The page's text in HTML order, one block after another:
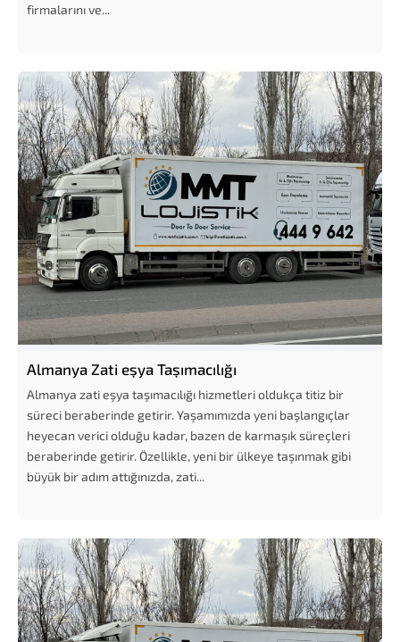
firmalarını ve...
Almanya Zati eşya Taşımacılığı
Almanya zati eşya taşımacılığı hizmetleri oldukça titiz bir
süreci beraberinde getirir. Yaşamımızda yeni başlangıçlar
heyecan verici olduğu kadar, bazen de karmaşık süreçleri
beraberinde getirir. Özellikle, yeni bir ülkeye taşınmak gibi
büyük bir adım attığınızda, zati...